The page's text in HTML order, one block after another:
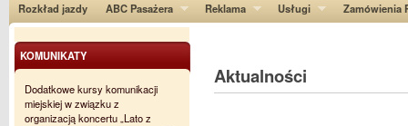
Rozkład jazdy ABC Pasażera Reklama Usługi Zamówienia
Aktualności
KOMUNIKATY
Dodatkowe kursy komunikacji
miejskiej w związku z
organizacją koncertu „Lato z